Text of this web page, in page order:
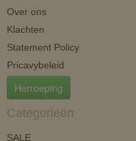
Over ons
Klachten
Statement Policy
Pricavybeleid
Herroeping
Categorieën
SALE